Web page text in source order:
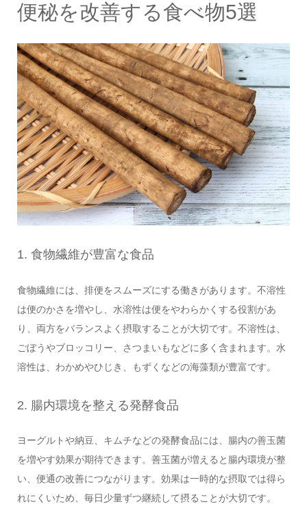
便秘を改善する食べ物5選
1. 食物繊維が豊富な食品
食物繊維には、排便をスムーズにする働きがあります。不溶性
は便のかさを増やし、水溶性は便をやわらかくする役割があ
り、両方をバランスよく摂取することが大切です。不溶性は、
ごぼうやブロッコリー、さつまいもなどに多く含まれます。水
溶性は、わかめやひじき、もずくなどの海藻類が豊富です。
2. 腸内環境を整える発酵食品
ヨーグルトや納豆、キムチなどの発酵食品には、腸内の善玉菌
を増やす効果が期待できます。善玉菌が増えると腸内環境が整
い、便通の改善につながります。効果は一時的な摂取では得ら
れにくいため、毎日少量ずつ継続して摂ることが大切です。